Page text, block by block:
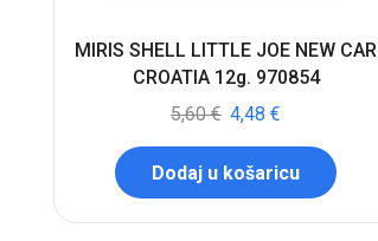
MIRIS SHELL LITTLE JOE NEW CAR
CROATIA 12g. 970854
5,60€ 4,48 €
Dodaj u košaricu